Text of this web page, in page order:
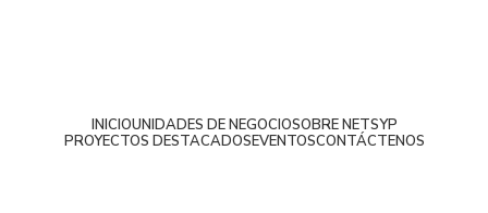
INICIOUNIDADES DE NEGOCIOSOBRE NETSYP
PROYECTOS DESTACADOSEVENTOSCONTÁCTENOS